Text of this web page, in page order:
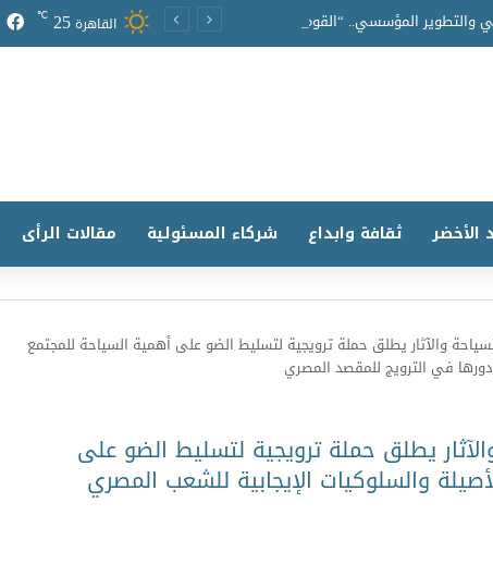
القاهرة25
℃
الأخضر ثقافة وابداع شركاء المسئولية مقالات الرأى
والآثار يطلق حملة ترويجية لتسليط الضو على أهمية السياحة للمجتمع
في الترويج للمقصد المصري
يطلق حملة ترويجية لتسليط الضو على
والسلوكيات الإيجابية للشعب المصري